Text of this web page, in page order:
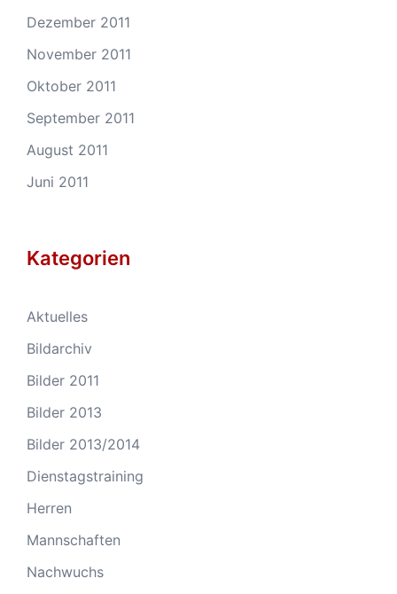
Dezember 2011
November 2011
Oktober 2011
September 2011
August 2011
Juni 2011
Kategorien
Aktuelles
Bildarchiv
Bilder 2011
Bilder 2013
Bilder 2013/2014
Dienstagstraining
Herren
Mannschaften
Nachwuchs